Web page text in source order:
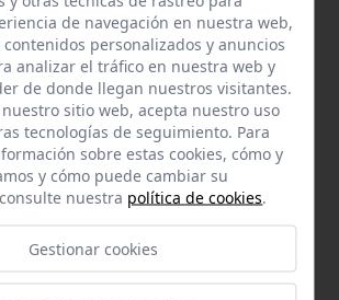
de euros
de navegación en nuestra web,
personalizados y anuncios
analizar el tráfico en nuestra web y
de donde llegan nuestros visitantes.
sitio web, acepta nuestro uso
tecnologías de seguimiento. Para
sobre estas cookies, cómo y
y cómo puede cambiar su
nuestra política de cookies.
Gestionar cookies